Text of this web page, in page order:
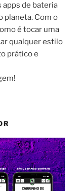
apps de bateria
planeta. Com o
é tocar uma
qualquer estilo
prático e